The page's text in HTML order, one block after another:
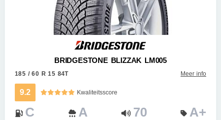
BRIDGESTONE BLIZZAK LM005
185 / 60 R 15 84T Meer info
9.2 Kwaliteitsscore
C A 70 A+